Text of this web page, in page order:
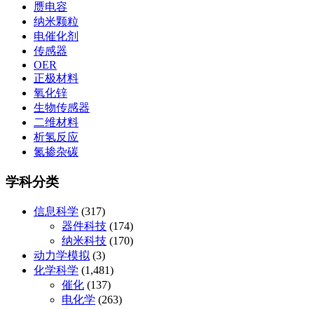
赝电容
纳米颗粒
电催化剂
传感器
OER
正极材料
氧化锌
生物传感器
二维材料
析氢反应
氮掺杂碳
学科分类
信息科学 (317)
器件科技 (174)
纳米科技 (170)
动力学模拟 (3)
化学科学 (1,481)
催化 (137)
电化学 (263)